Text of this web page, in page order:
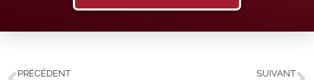
PRÉCÉDENT SUIVANT